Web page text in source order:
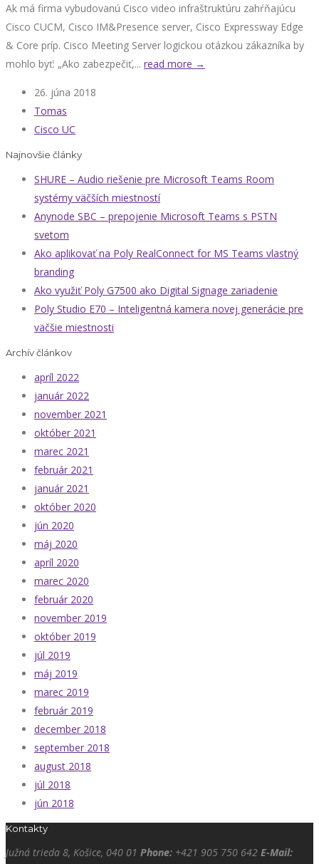
Ak má firma vybudovanú Cisco video infraštruktúru zahŕňajúcu
Cisco CUCM, Cisco IM&Presence server, Cisco Expressway Edge
& Core príp. Cisco Meeting Server logickou otázkou zákazníka by
mohlo byť: „Ako zabezpečiť,... read more →
26. júna 2018
Tomas
Cisco UC
Najnovšie články
SHURE – Audio riešenie pre Microsoft Teams Room
systémy väčších miestností
Anynode SBC – prepojenie Microsoft Teams s PSTN
svetom
Ako aplikovať na Poly RealConnect for MS Teams vlastný
branding
Ako využiť Poly G7500 ako Digital Signage zariadenie
Poly Studio E70 – Inteligentná kamera novej generácie pre
väčšie miestnosti
Archív článkov
apríl 2022
január 2022
november 2021
október 2021
marec 2021
február 2021
január 2021
október 2020
jún 2020
máj 2020
apríl 2020
marec 2020
február 2020
november 2019
október 2019
júl 2019
máj 2019
marec 2019
február 2019
december 2018
september 2018
august 2018
júl 2018
jún 2018
Kontakty
Južná trieda 8, Košice, 040 01 Phone: +421 905 750 642 E-Mail: